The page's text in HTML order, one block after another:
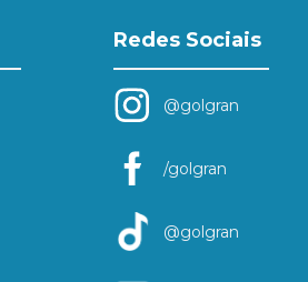
Redes Sociais
@golgran
/golgran
@golgran